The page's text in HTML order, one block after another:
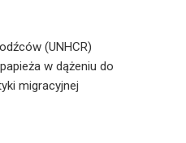
(UNHCR)
w dążeniu do
migracyjnej